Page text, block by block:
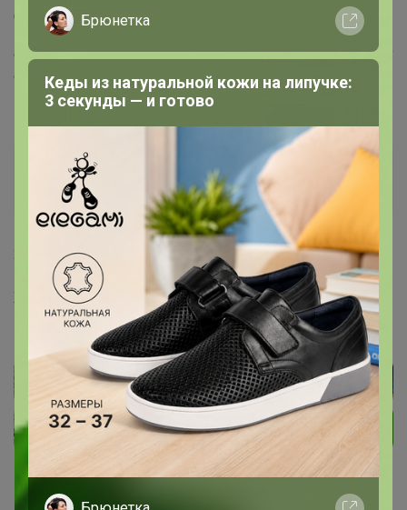
Добрый вечер подскажите, модели сапог указанных в
вышеуказанных сообщениях, их нет в наличии или вы
ещё не добавляли? Я немного не пойму, каталоги вижу
обновлённые, но вы ничего не написали добавили или
Лайм
Организатор СП
21 марта, 2021 21:50
Женин, Добрый ! К сожалению нет ничего
Брюнетка
Кеды из натуральной кожи на липучке:
3 секунды — и готово